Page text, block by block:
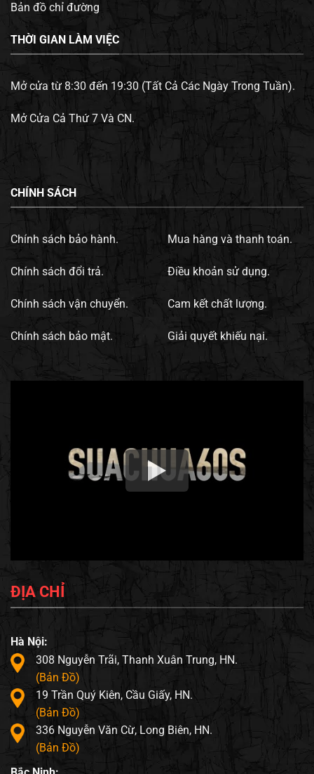
Bản đồ chỉ đường
THỜI GIAN LÀM VIỆC
Mở cửa từ 8:30 đến 19:30 (Tất Cả Các Ngày Trong Tuần).
Mở Cửa Cả Thứ 7 Và CN.
CHÍNH SÁCH
Chính sách bảo hành.
Chính sách đổi trả.
Chính sách vận chuyển.
Chính sách bảo mật.
Mua hàng và thanh toán.
Điều khoản sử dụng.
Cam kết chất lượng.
Giải quyết khiếu nại.
ĐỊA CHỈ
Hà Nội:
308 Nguyễn Trãi, Thanh Xuân Trung, HN.
(Bản Đồ)
19 Trần Quý Kiên, Cầu Giấy, HN.
(Bản Đồ)
336 Nguyễn Văn Cừ, Long Biên, HN.
(Bản Đồ)